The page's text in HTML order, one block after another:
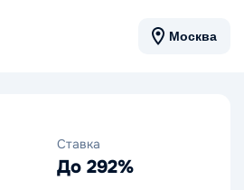
Москва
Ставка
До 292%